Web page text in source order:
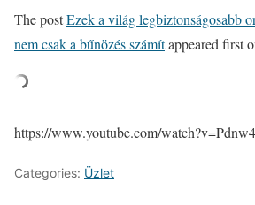
The postEzek a világ legbiztonságosabb
nem csak a bűnözés számítappeared first
https://www.youtube.com/
Categories: Üzlet